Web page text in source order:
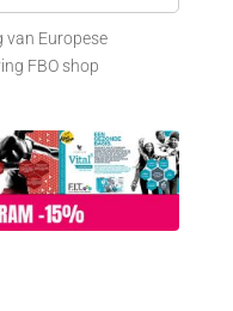
Europese
FBO shop